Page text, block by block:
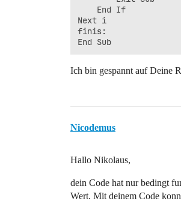
    End If
Next i
finis:
End Sub
Ich bin gespannt auf Deine
Nicodemus
Hallo Nikolaus,
dein Code hat nur bedingt
Wert. Mit deinem Code